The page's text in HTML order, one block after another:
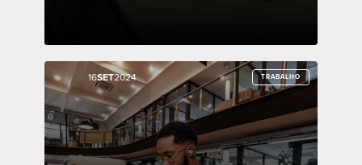
16SET2024 TRABALHO
16SET2024 TRABALHO